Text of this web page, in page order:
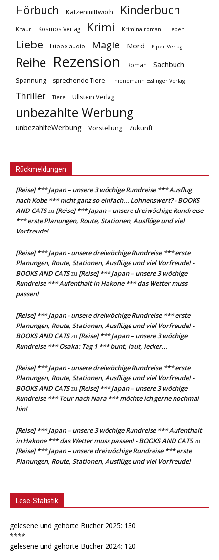
Hörbuch Katzenmittwoch Kinderbuch
Knaur Kosmos Verlag Krimi Kriminalroman Leben
Liebe Lübbe audio Magie Mord Piper Verlag
Reihe Rezension Roman Sachbuch
Spannung sprechende Tiere Thienemann Esslinger Verlag
Thriller Tiere Ullstein Verlag
unbezahlte Werbung
unbezahlteWerbung Vorstellung Zukunft
Rückmeldungen
[Reise] *** Japan – unsere 3 wöchige Rundreise *** Ausflug
nach Kobe *** nicht ganz so einfach... Lohnenswert? - BOOKS
AND CATSzu [Reise] *** Japan – unsere dreiwöchige Rundreise
*** erste Planungen, Route, Stationen, Ausflüge und viel
Vorfreude!
[Reise] *** Japan - unsere dreiwöchige Rundreise *** erste
Planungen, Route, Stationen, Ausflüge und viel Vorfreude! -
BOOKS AND CATSzu [Reise] *** Japan – unsere 3 wöchige
Rundreise *** Aufenthalt in Hakone *** das Wetter muss
passen!
[Reise] *** Japan - unsere dreiwöchige Rundreise *** erste
Planungen, Route, Stationen, Ausflüge und viel Vorfreude! -
BOOKS AND CATSzu [Reise] *** Japan – unsere 3 wöchige
Rundreise *** Osaka: Tag 1 *** bunt, laut, lecker…
[Reise] *** Japan - unsere dreiwöchige Rundreise *** erste
Planungen, Route, Stationen, Ausflüge und viel Vorfreude! -
BOOKS AND CATSzu [Reise] *** Japan – unsere 3 wöchige
Rundreise *** Tour nach Nara *** möchte ich gerne nochmal
hin!
[Reise] *** Japan – unsere 3 wöchige Rundreise *** Aufenthalt
in Hakone *** das Wetter muss passen! - BOOKS AND CATSzu
[Reise] *** Japan – unsere dreiwöchige Rundreise *** erste
Planungen, Route, Stationen, Ausflüge und viel Vorfreude!
Lese-Statistik
gelesene und gehörte Bücher 2025: 130
****
gelesene und gehörte Bücher 2024: 120